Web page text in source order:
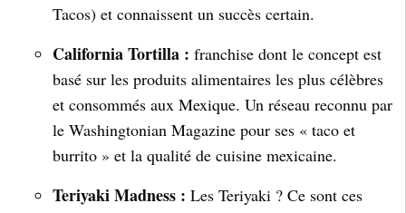
Tacos) et connaissent un succès certain.
California Tortilla : franchise dont le concept est
basé sur les produits alimentaires les plus célèbres
et consommés aux Mexique. Un réseau reconnu par
le Washingtonian Magazine pour ses « taco et
burrito » et la qualité de cuisine mexicaine.
Teriyaki Madness : Les Teriyaki ? Ce sont ces